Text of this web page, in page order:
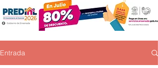
Entrada